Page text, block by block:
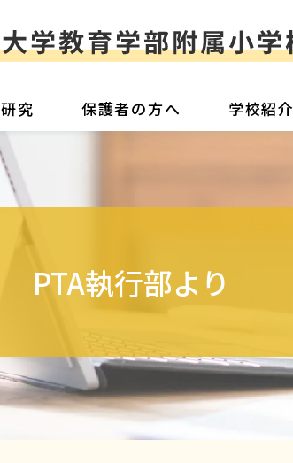
研究 保護者の方へ 学校紹介
PTA執行部より